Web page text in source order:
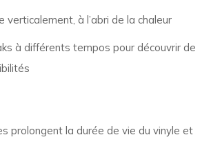
verticalement, à l’abri de la chaleur
à différents tempos pour découvrir de
prolongent la durée de vie du vinyle et